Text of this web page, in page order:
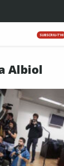
SUBSCRIU-T'HI
Albiol